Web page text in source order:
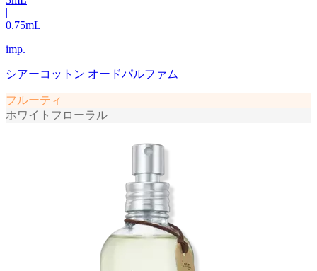
|
0.75mL
imp.
シアーコットン オードパルファム
フルーティ
ホワイトフローラル